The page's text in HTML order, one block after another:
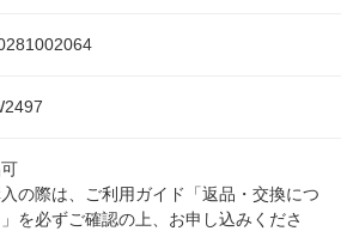
の際は、ご利用ガイド「返品・交換につ
を必ずご確認の上、お申し込みくださ